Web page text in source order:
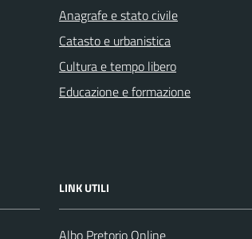
Anagrafe e stato civile
Catasto e urbanistica
Cultura e tempo libero
Educazione e formazione
LINK UTILI
Albo Pretorio Online